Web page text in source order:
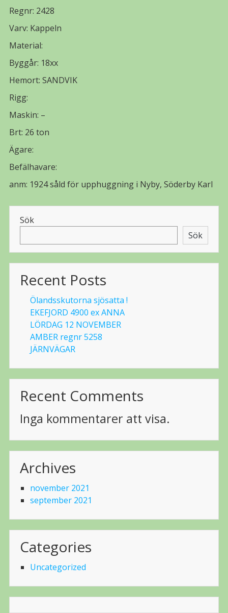
Regnr: 2428
Varv: Kappeln
Material:
Byggår: 18xx
Hemort: SANDVIK
Rigg:
Maskin: –
Brt: 26 ton
Ägare:
Befälhavare:
anm: 1924 såld för upphuggning i Nyby, Söderby Karl
Sök
Sök
Recent Posts
Ölandsskutorna sjösatta !
EKEFJORD 4900 ex ANNA
LÖRDAG 12 NOVEMBER
AMBER regnr 5258
JÄRNVÄGAR
Recent Comments
Inga kommentarer att visa.
Archives
november 2021
september 2021
Categories
Uncategorized